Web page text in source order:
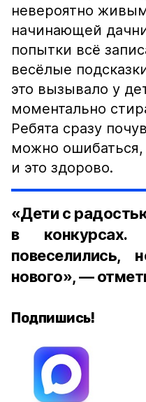
невероятно
начинающей
попытки всё
весёлые
это вызывало у
моментально
Ребята сразу
можно
и это здорово.
«Дети с
в
повеселились,
нового», —
Подпишись!